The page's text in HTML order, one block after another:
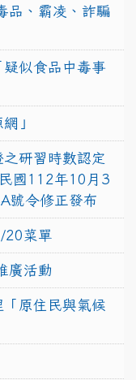
品、霸凌、詐騙
似食品中毒事
」
之研習時數認定
國112年10月3
號令修正發布
20菜單
廣活動
原住民與氣候